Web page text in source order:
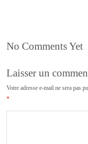
No Comments Yet
Laisser un
Votre adresse e-mail ne sera pas
*